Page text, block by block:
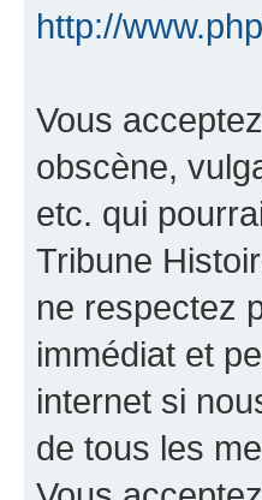
http://
Vous
obscène,
etc. qui
Tribune
ne respectez
immédiat et
internet si
de tous les